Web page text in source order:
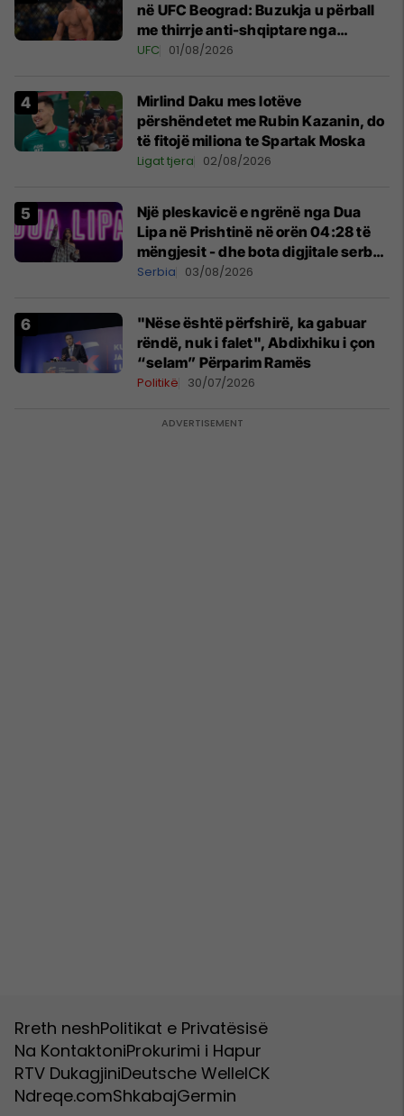
në UFC Beograd: Buzukja u përball
me thirrje anti-shqiptare nga
tribunat
UFC 01/08/2026
Mirlind Daku mes lotëve
përshëndetet me Rubin Kazanin, do
të fitojë miliona te Spartak Moska
Ligat tjera 02/08/2026
Një pleskavicë e ngrënë nga Dua
Lipa në Prishtinë në orën 04:28 të
mëngjesit - dhe bota digjitale serbe
shpall gjendjen e luftës
Serbia 03/08/2026
"Nëse është përfshirë, ka gabuar
rëndë, nuk i falet", Abdixhiku i çon
“selam” Përparim Ramës
Politikë 30/07/2026
Rreth neshPolitikat e Privatësisë
Na KontaktoniProkurimi i Hapur
RTV DukagjiniDeutsche WelleICK
Ndreqe.comShkabajGermin